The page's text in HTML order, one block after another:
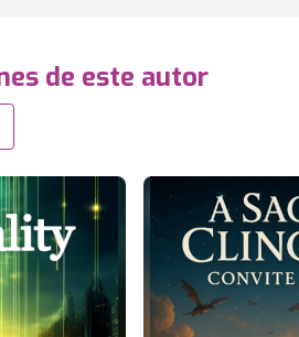
de este autor